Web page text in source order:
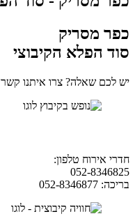
כפר מסריק
סוד הפלא הקיבוצי
יש לכם שאלה? צרו איתנו קשר
חדרי אירוח טלפון:
052-8346825
בריכה: 052-8346877